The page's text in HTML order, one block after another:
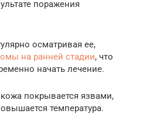
поражения
осматривая ее,
на ранней стадии, что
начать лечение.
покрывается язвами,
температура.